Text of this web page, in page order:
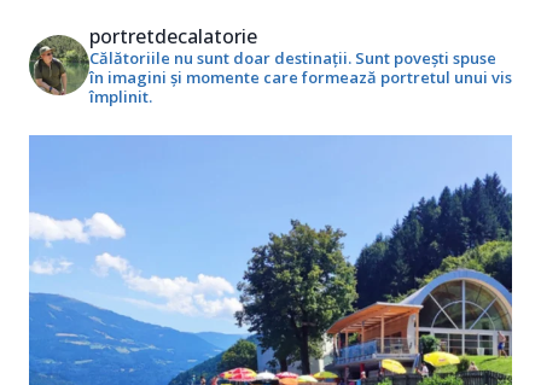
portretdecalatorie
Călătoriile nu sunt doar destinații. Sunt povești spuse
în imagini și momente care formează portretul unui vis
împlinit.